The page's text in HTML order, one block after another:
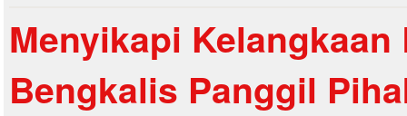
Menyikapi Kelangkaan
Bengkalis Panggil